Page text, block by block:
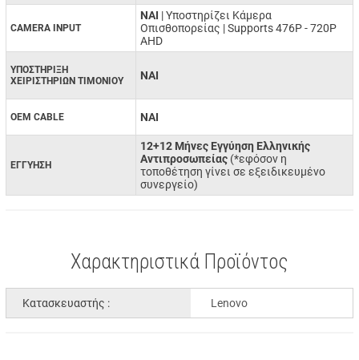
CAMERA INPUT
ΝΑΙ | Υποστηρίζει Κάμερα
Οπισθοπορείας | Supports 476P - 720P
AHD
ΥΠΟΣΤΗΡΙΞΗ
ΧΕΙΡΙΣΤΗΡΙΩΝ ΤΙΜΟΝΙΟΥ
ΝΑΙ
OEM CABLE ΝΑΙ
ΕΓΓΥΗΣΗ
12+12 Μήνες Εγγύηση Ελληνικής
Αντιπροσωπείας (*εφόσον η
τοποθέτηση γίνει σε εξειδικευμένο
συνεργείο)
Χαρακτηριστικά Προϊόντος
Κατασκευαστής : Lenovo